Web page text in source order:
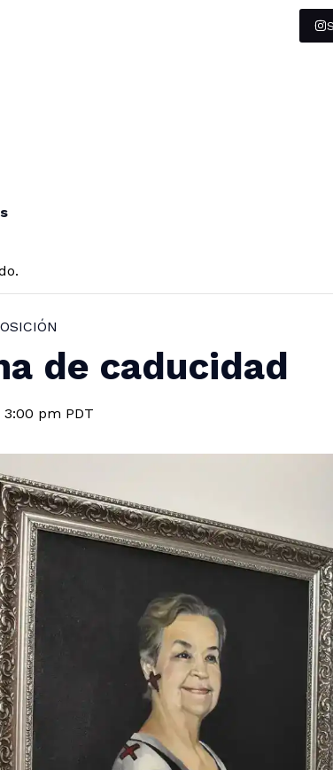
de caducidad
3:00 pm PDT